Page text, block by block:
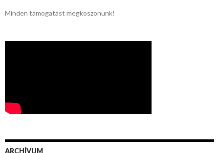
Minden támogatást megköszönünk!
ARCHÍVUM